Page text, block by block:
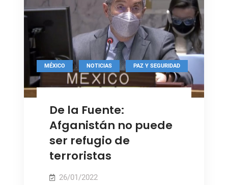
Naciones
Unidas
MÉXICO , NOTICIAS , PAZ Y SEGURIDAD
De la Fuente:
Afganistán no puede
ser refugio de
terroristas
26/01/2022